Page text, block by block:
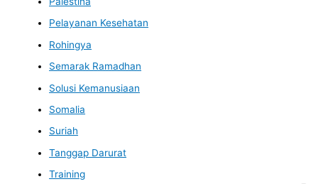
Pelayanan Kesehatan
Rohingya
Semarak Ramadhan
Solusi Kemanusiaan
Somalia
Suriah
Tanggap Darurat
Training